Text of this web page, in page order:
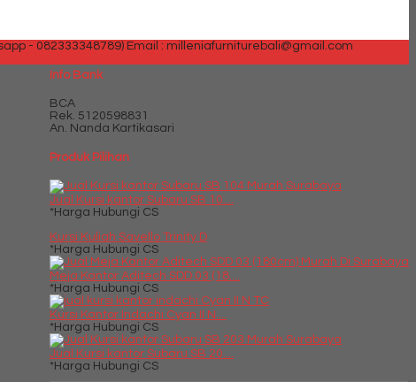
- 082333348789) Email : milleniafurniturebali@gmail.com
Info Bank
BCA
Rek. 5120598831
An. Nanda Kartikasari
Produk Pilihan
Jual Kursi kantor Subaru SB 10....
*Harga Hubungi CS
Kursi Kuliah Savello Trinity D
*Harga Hubungi CS
Meja Kantor Aditech SDD 03 (18....
*Harga Hubungi CS
Kursi Kantor Indachi Cyan II N....
*Harga Hubungi CS
Jual Kursi kantor Subaru SB 20....
*Harga Hubungi CS